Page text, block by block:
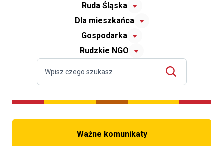
Ruda Śląska
Dla mieszkańca
Gospodarka
Rudzkie NGO
Ważne komunikaty